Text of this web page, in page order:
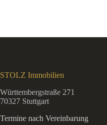
STOLZ Immobilien
Württembergstraße 271
70327 Stuttgart
Termine nach Vereinbarung